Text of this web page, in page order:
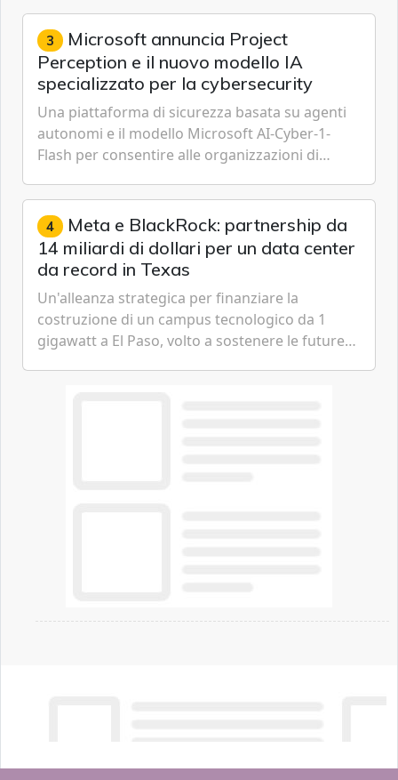
Cybersecurity.
3 Microsoft annuncia Project
Perception e il nuovo modello IA
specializzato per la cybersecurity
Una piattaforma di sicurezza basata su agenti
autonomi e il modello Microsoft AI-Cyber-1-
Flash per consentire alle organizzazioni di
gestione continua del rischio.
4 Meta e BlackRock: partnership da
14 miliardi di dollari per un data center
da record in Texas
Un'alleanza strategica per finanziare la
costruzione di un campus tecnologico da 1
gigawatt a El Paso, volto a sostenere le future